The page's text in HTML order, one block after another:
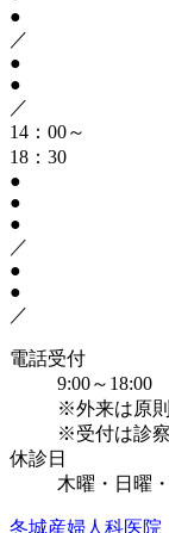
●
／
●
●
／
14：00～
18：30
●
●
●
／
●
●
／
電話受付
9:00～18:00
※外来は原
※受付は診
休診日
木曜・日曜
冬城産婦人科医院